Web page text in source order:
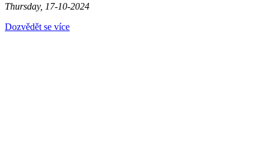
Thursday, 17-10-2024
Dozvědět se více